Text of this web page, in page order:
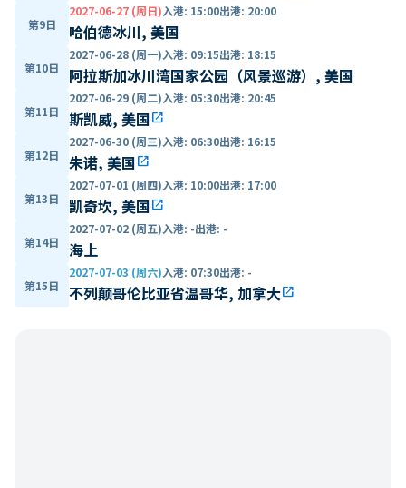
第9日
2027-06-27 (周日)入港: 15:00出港: 20:00
哈伯德冰川, 美国
第10日
2027-06-28 (周一)入港: 09:15出港: 18:15
阿拉斯加冰川湾国家公园（风景巡游）, 美国
第11日
2027-06-29 (周二)入港: 05:30出港: 20:45
斯凯威, 美国open_in_new
第12日
2027-06-30 (周三)入港: 06:30出港: 16:15
朱诺, 美国open_in_new
第13日
2027-07-01 (周四)入港: 10:00出港: 17:00
凯奇坎, 美国open_in_new
第14日
2027-07-02 (周五)入港: -出港: -
海上
第15日
2027-07-03 (周六)入港: 07:30出港: -
不列颠哥伦比亚省温哥华, 加拿大open_in_new